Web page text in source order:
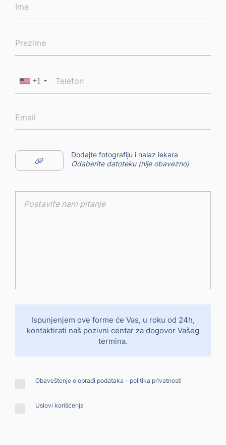
+1
Dodajte fotografiju i nalaz lekara
Odaberite datoteku (nije obavezno)
Ispunjenjem ove forme će Vas, u roku od 24h,
kontaktirati naš pozivni centar za dogovor Vašeg
termina.
Obaveštenje o obradi podataka - politika privatnosti
Uslovi korišćenja